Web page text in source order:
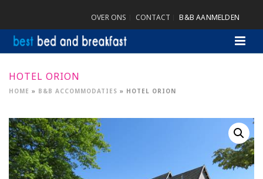
OVER ONS CONTACT B&B AANMELDEN
HOTEL ORION
HOME » B&B ACCOMMODATIES » HOTEL ORION